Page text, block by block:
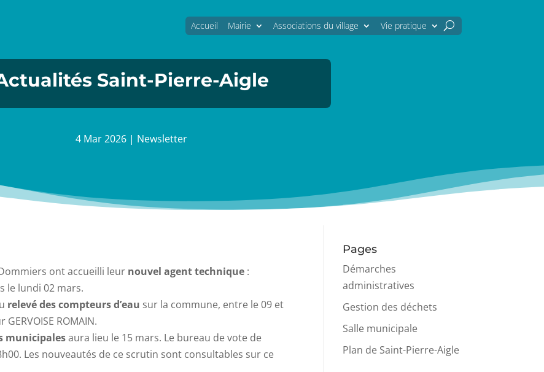
Accueil Mairie Associations du village Vie pratique
Saint-Pierre-Aigle
4 Mar 2026 | Newsletter
ont accueilli leur nouvel agent technique :
le lundi 02 mars.
relevé des compteurs d’eau sur la commune, entre le 09 et
ROMAIN.
municipalesaura lieu le 15 mars. Le bureau de vote de
Les nouveautés de ce scrutin sont consultables sur ce
Pages
Démarches
administratives
Gestion des déchets
Salle municipale
Plan de Saint-Pierre-Aigle